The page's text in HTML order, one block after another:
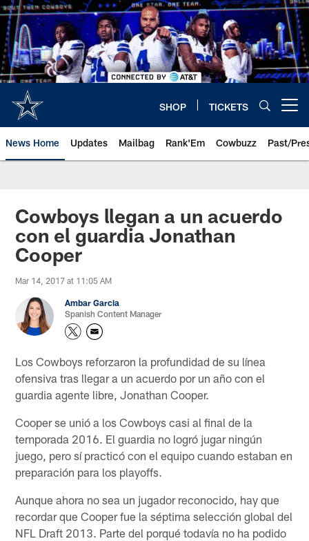
Skip
to
main
content
SHOP TICKETS
News Home Updates Mailbag Rank'Em Cowbuzz Past/
Cowboys llegan a un acuerdo
con el guardia Jonathan
Cooper
Mar 14, 2017 at 11:05 AM
Ambar Garcia
Spanish Content Manager
Los Cowboys reforzaron la profundidad de su línea
ofensiva tras llegar a un acuerdo por un año con el
guardia agente libre, Jonathan Cooper.
Cooper se unió a los Cowboys casi al final de la
temporada 2016. El guardia no logró jugar ningún
juego, pero sí practicó con el equipo cuando estaban en
preparación para los playoffs.
Aunque ahora no sea un jugador reconocido, hay que
recordar que Cooper fue la séptima selección global del
NFL Draft 2013. Parte del porqué todavía no ha podido